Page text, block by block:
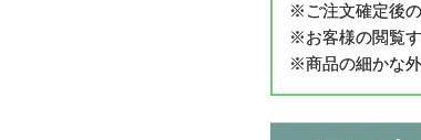
※ご注文確定後
※お客様の閲覧
※商品の細かな